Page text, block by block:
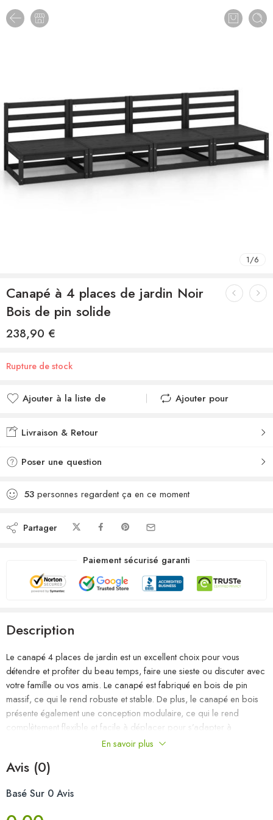
1/6
Canapé à 4 places de jardin Noir
Bois de pin solide
238,90 €
Rupture de stock
Ajouter à la liste de
Ajouté à la liste de
Ajouter pour
Livraison & Retour
Poser une question
53 personnes regardent ça en ce moment
Partager
Paiement sécurisé garanti
Description
Le canapé 4 places de jardin est un excellent choix pour vous
détendre et profiter du beau temps, faire une sieste ou discuter avec
votre famille ou vos amis. Le canapé est fabriqué en bois de pin
massif, ce qui le rend robuste et stable. De plus, le canapé en bois
présente également une conception modulaire, ce qui le rend
complètement flexible et facile à déplacer pour s’adapter à
n’importe quelle configuration. Vous pouvez le combiner avec
pour créer vos propres configurations de salon de jardin
meubles d’extérieur, nous vous recommandons de les nettoyer
En savoir plus
Avis (0)
Basé Sur 0 Avis